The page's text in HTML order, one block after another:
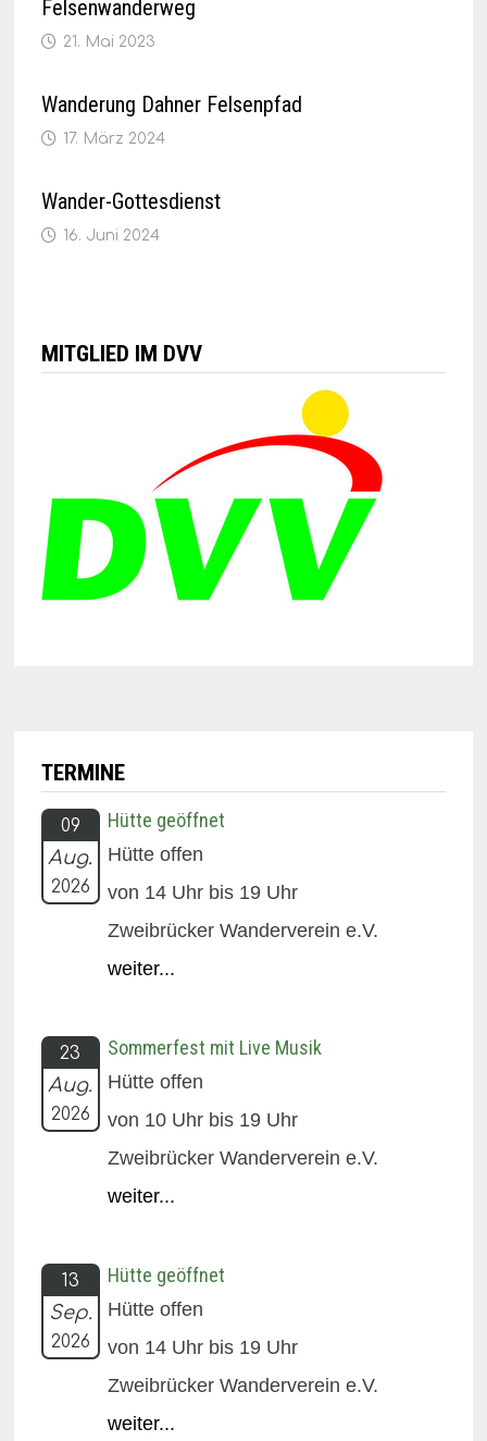
Felsenwanderweg
21. Mai 2023
Wanderung Dahner Felsenpfad
17. März 2024
Wander-Gottesdienst
16. Juni 2024
MITGLIED IM DVV
TERMINE
09
Aug.
2026
Hütte geöffnet
Hütte offen
von 14 Uhr bis 19 Uhr
Zweibrücker Wanderverein e.V.
weiter...
23
Aug.
2026
Sommerfest mit Live Musik
Hütte offen
von 10 Uhr bis 19 Uhr
Zweibrücker Wanderverein e.V.
weiter...
13
Sep.
2026
Hütte geöffnet
Hütte offen
von 14 Uhr bis 19 Uhr
Zweibrücker Wanderverein e.V.
weiter...